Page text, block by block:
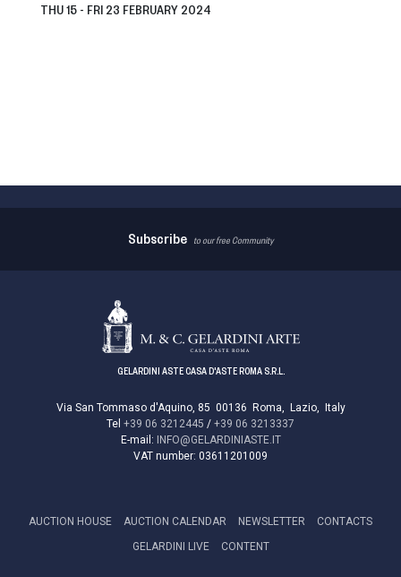
THU15 - FRI 23 FEBRUARY 2024
Subscribe to our free Community
GELARDINI ASTE CASA D'ASTE ROMA S.R.L.
Via San Tommaso d'Aquino, 85 00136 Roma, Lazio,
Italy
Tel +39 06 3212445 / +39 06 3213337
E-mail:
INFO@GELARDINIASTE.IT
VAT number: 03611201009
AUCTION HOUSE AUCTION CALENDAR NEWSLETTER
CONTACTS
GELARDINI LIVE
CONTENT